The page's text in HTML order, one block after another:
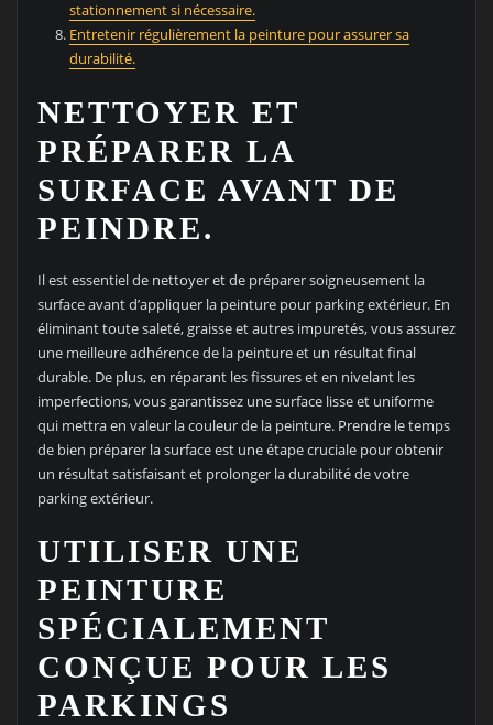
stationnement si nécessaire.
Entretenir régulièrement la peinture pour assurer sa
durabilité.
NETTOYER ET
PRÉPARER LA
SURFACE AVANT DE
PEINDRE.
Il est essentiel de nettoyer et de préparer soigneusement la
surface avant d’appliquer la peinture pour parking extérieur. En
éliminant toute saleté, graisse et autres impuretés, vous assurez
une meilleure adhérence de la peinture et un résultat final
durable. De plus, en réparant les fissures et en nivelant les
imperfections, vous garantissez une surface lisse et uniforme
qui mettra en valeur la couleur de la peinture. Prendre le temps
de bien préparer la surface est une étape cruciale pour obtenir
un résultat satisfaisant et prolonger la durabilité de votre
parking extérieur.
UTILISER UNE
PEINTURE
SPÉCIALEMENT
CONÇUE POUR LES
PARKINGS